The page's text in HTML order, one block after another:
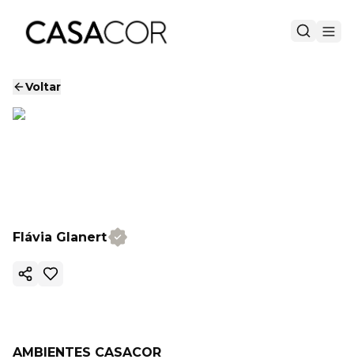
Voltar
Flávia Glanert
Copiar link
AMBIENTES CASACOR